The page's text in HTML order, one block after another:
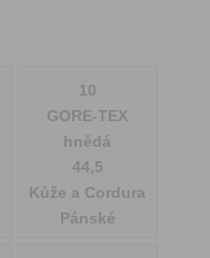
10
GORE-TEX
hnědá
44,5
Kůže a Cordura
Pánské